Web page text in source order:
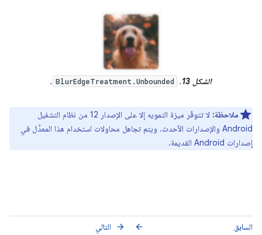
الشكل 13 .
BlurEdgeTreatment.Unbounded
.
ملاحظة:
لا تتوفّر ميزة التمويه إلا على الإصدار 12 من نظام التشغيل
Android والإصدارات الأحدث. ويتم تجاهل محاولات استخدام هذا المعدِّل في
إصدارات Android القديمة.
السابق arrow_back التالي arrow_forward